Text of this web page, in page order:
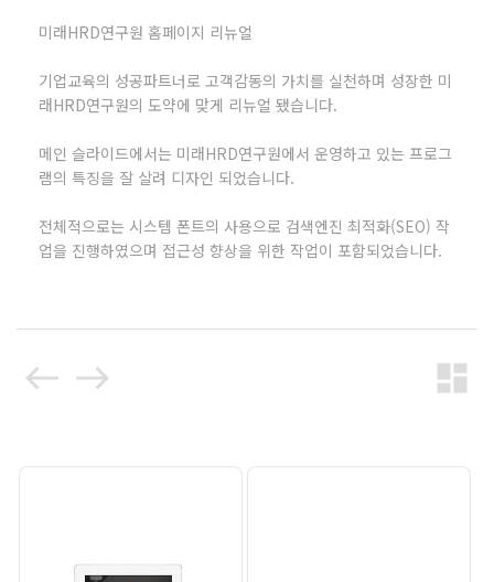
미래HRD연구원 홈페이지 리뉴얼
기업교육의 성공파트너로 고객감동의 가치를 실천하며 성장한 미
래HRD연구원의 도약에 맞게 리뉴얼 됐습니다.
메인 슬라이드에서는 미래HRD연구원에서 운영하고 있는 프로그
램의 특징을 잘 살려 디자인 되었습니다.
전체적으로는 시스템 폰트의 사용으로 검색엔진 최적화(SEO) 작
업을 진행하였으며 접근성 향상을 위한 작업이 포함되었습니다.
west east dashboard